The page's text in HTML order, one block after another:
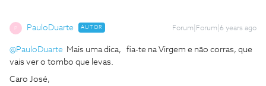
PauloDuarte AUTOR Forum|Forum|6 years ago
@PauloDuarte Mais uma dica, fia-te na Virgem e não corras, que
vais ver o tombo que levas.
Caro José,